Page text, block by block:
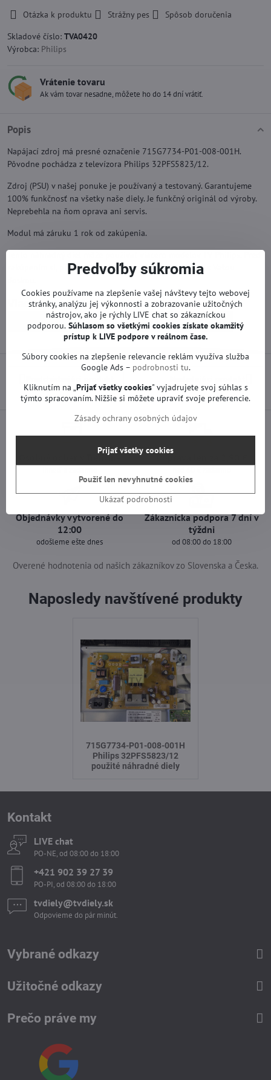
Otázka k produktu
Strážny pes
Spôsob doručenia
Skladové číslo: TVA0420
Výrobca: Philips
Vrátenie tovaru
Ak vám tovar nesadne, môžete ho do 14 dní vrátiť.
Popis
Napájací zdroj má presné označenie 715G7734-P01-008-001H.
Pôvodne pochádza z televízora Philips 32PFS5823/12.
Zdroj (PSU) v našej ponuke je používaný a testovaný. Garantujeme
100% funkčnosť na všetky naše diely. Je funkčný originál od výroby.
Neprebehla na ňom oprava ani servis.
Modul má záruku 1 rok od zakúpenia.
zakúpením si, prosím, skontrolujte akékoľvek rozdiely s Vašou
Viac z kategórie
Náhradné diely | Philips TV Zdroje | Philips TV
Osobný odber v Trenčíne
Objednávky vytvorené do
12:00
odošleme ešte dnes
Zákaznícka podpora 7 dní v
týždni
od 08:00 do 18:00
Overené hodnotenia od našich zákazníkov zo Slovenska a Česka.
Naposledy navštívené produkty
715G7734-P01-008-001H
Philips 32PFS5823/12
použité náhradné diely
Kontakt
LIVE chat
PO-NE, od 08:00 do 18:00
+421 902 39 27 39
PO-PI, od 08:00 do 18:00
tvdiely​​@tvdiely​​.sk
Odpovieme do pár minút.
Vybrané odkazy
Užitočné odkazy
Prečo práve my
Predvoľby súkromia
Cookies používame na zlepšenie vašej návštevy tejto webovej
stránky, analýzu jej výkonnosti a zobrazovanie užitočných
nástrojov, ako je rýchly LIVE chat so zákazníckou
podporou. Súhlasom so všetkými cookies získate okamžitý
prístup k LIVE podpore v reálnom čase.
Súbory cookies na zlepšenie relevancie reklám využíva služba
Google Ads – podrobnosti tu.
Kliknutím na „ Prijať všetky cookies" vyjadrujete svoj súhlas s
týmto spracovaním. Nižšie si môžete upraviť svoje preferencie.
Zásady ochrany osobných údajov
Ukázať podrobnosti
Prijať všetky cookies
Použiť len nevyhnutné cookies